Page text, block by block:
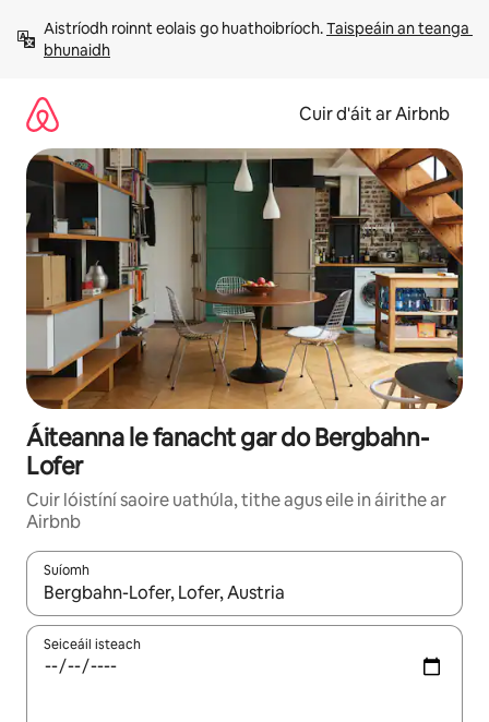
chuig
ábhar
Aistríodh roinnt eolais go huathoibríoch. Taispeáin an teanga
bhunaidh
Cuir d'áit ar Airbnb
Áiteanna le fanacht gar do Bergbahn-
Lofer
Cuir lóistíní saoire uathúla, tithe agus eile in áirithe ar
Airbnb
Suíomh
Nuair a bheidh torthaí ar fáil, déan nascleanúint le
Seiceáil isteach